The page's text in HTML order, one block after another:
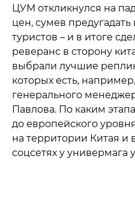
ЦУМ откликнулся на
цен, сумев
туристов – и в итоге
реверанс в сторону
выбрали лучшие
которых есть,
генерального
Павлова. По каким
до европейского
на территории Китая и
соцсетях у универмага